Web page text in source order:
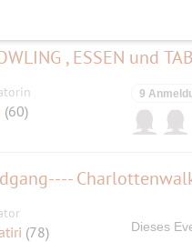
, ESSEN und
(60)
9
(78) Dieses